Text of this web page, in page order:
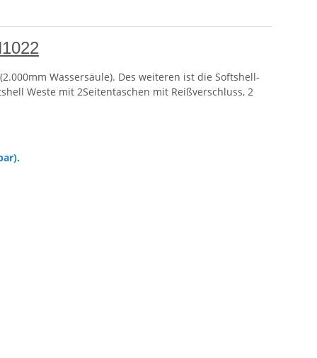
Wassersäule). Des weiteren ist die Softshell-
Weste mit 2Seitentaschen mit Reißverschluss, 2